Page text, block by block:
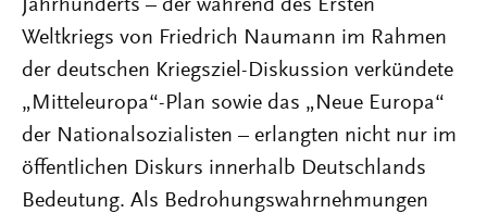
Jahrhunderts – der während des Ersten
Weltkriegs von Friedrich Naumann im Rahmen
der deutschen Kriegsziel-Diskussion verkündete
„Mitteleuropa“-Plan sowie das „Neue Europa“
der Nationalsozialisten – erlangten nicht nur im
öffentlichen Diskurs innerhalb Deutschlands
Bedeutung. Als Bedrohungswahrnehmungen